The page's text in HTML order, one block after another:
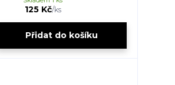
125 Kč/ks
Přidat do košíku